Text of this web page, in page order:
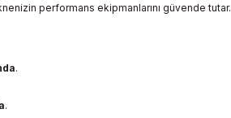
performans ekipmanlarını güvende tutar.
.
.